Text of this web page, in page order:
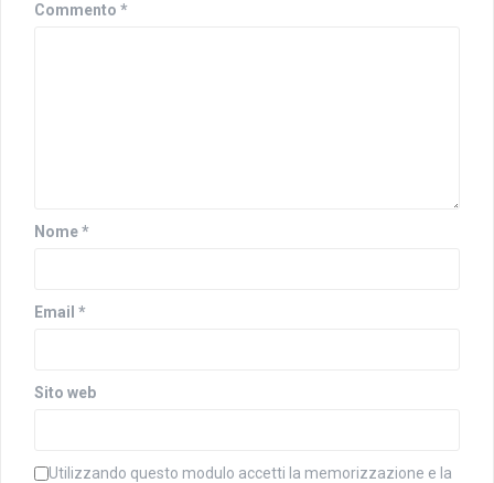
Commento *
Nome*
Email *
Sito web
Utilizzando questo modulo accetti la memorizzazione e la